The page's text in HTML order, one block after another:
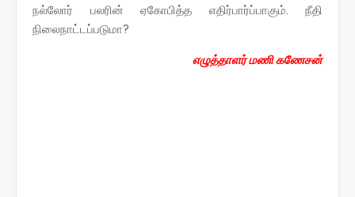
நல்லோர் பலரின் ஏகோபித்த எதிர்பார்ப்பாகும். நீதி
நிலைநாட்டப்படுமா?
எழுத்தாளர் மணி கணேசன்